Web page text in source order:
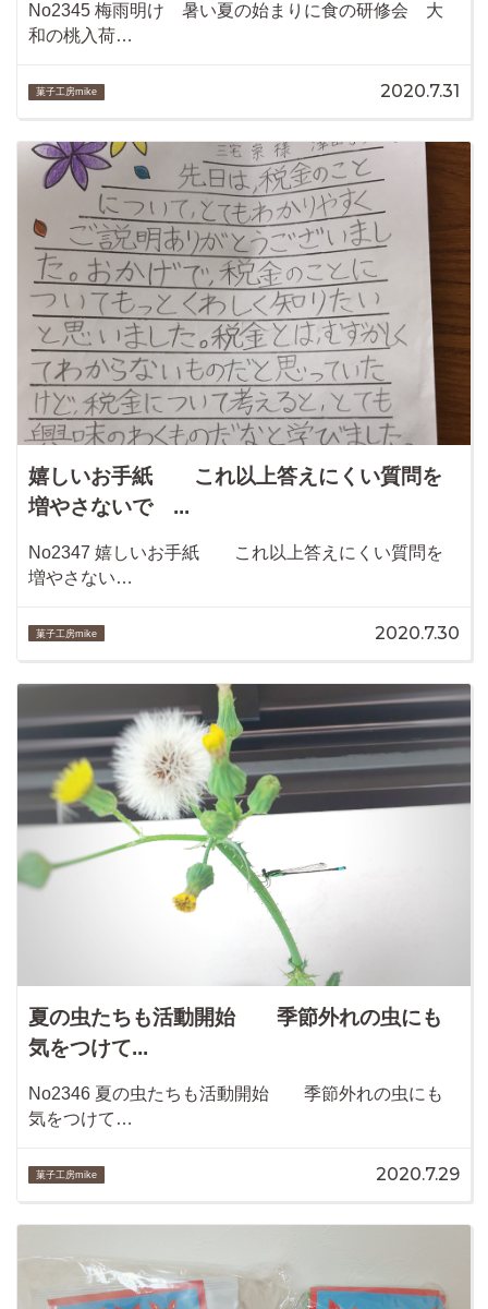
No2345 梅雨明け 暑い夏の始まりに食の研修会 大
和の桃入荷…
菓子工房mike 2020.7.31
嬉しいお手紙 これ以上答えにくい質問を
増やさないで ...
No2347 嬉しいお手紙 これ以上答えにくい質問を
増やさない…
菓子工房mike 2020.7.30
夏の虫たちも活動開始 季節外れの虫にも
気をつけて...
No2346 夏の虫たちも活動開始 季節外れの虫にも
気をつけて…
菓子工房mike 2020.7.29